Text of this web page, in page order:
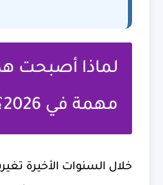
لماذا أصبحت
مهمة في 2026؟
خلال السنوات الأخيرة